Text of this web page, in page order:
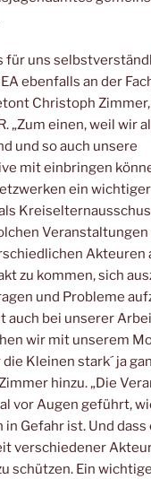
für uns
ebenfalls an der
Christoph
„Zum einen, weil wir
und so auch unsere
mit einbringen
ein
Akteuren
zu kommen, sich
und Probleme
auch bei unserer
wir mit unserem
Kleinen stark´ ja
hinzu. „Die
vor Augen geführt,
in Gefahr ist. Und dass
verschiedener
schützen. Ein